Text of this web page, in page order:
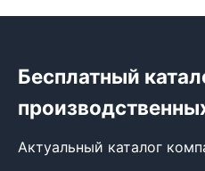
Бесплатный
Актуальный каталог